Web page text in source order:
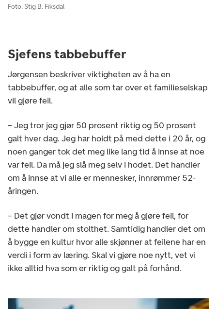
Foto: Stig B. Fiksdal
Sjefens tabbebuffer
Jørgensen beskriver viktigheten av å ha en
tabbebuffer, og at alle som tar over et familieselskap
vil gjøre feil.
– Jeg tror jeg gjør 50 prosent riktig og 50 prosent
galt hver dag. Jeg har holdt på med dette i 20 år, og
noen ganger tok det meg like lang tid å innse at noe
var feil. Da må jeg slå meg selv i hodet. Det handler
om å innse at vi alle er mennesker, innrømmer 52-
åringen.
– Det gjør vondt i magen for meg å gjøre feil, for
dette handler om stolthet. Samtidig handler det om
å bygge en kultur hvor alle skjønner at feilene har en
verdi i form av læring. Skal vi gjøre noe nytt, vet vi
ikke alltid hva som er riktig og galt på forhånd.